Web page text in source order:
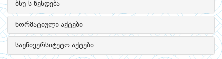
ბსუ-ს წესდება
ნორმატიული აქტები
საუნივერსიტეტო აქტები